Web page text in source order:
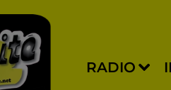
RADIO